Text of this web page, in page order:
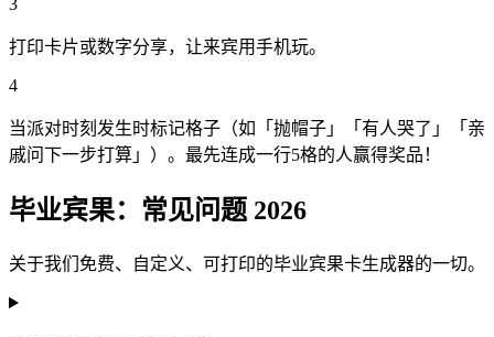
3
打印卡片或数字分享，让来宾用手机玩。
4
当派对时刻发生时标记格子（如「抛帽子」「有人哭了」「亲
戚问下一步打算」）。最先连成一行5格的人赢得奖品！
毕业宾果：常见问题 2026
关于我们免费、自定义、可打印的毕业宾果卡生成器的一切。